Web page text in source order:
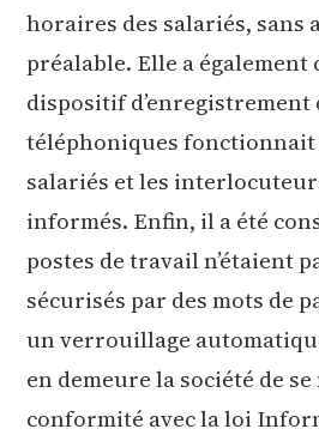
horaires des salariés, sans
préalable. Elle a également
dispositif d’enregistrement
téléphoniques fonctionnait
salariés et les
informés. Enfin, il a été
postes de travail n’étaient
sécurisés par des mots de
un verrouillage
en demeure la société de
conformité avec la loi